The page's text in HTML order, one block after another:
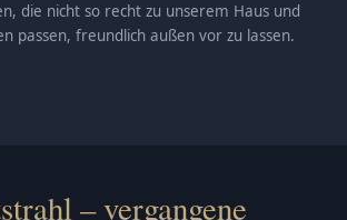
die nicht so recht zu unserem Haus und
passen, freundlich außen vor zu lassen.
– vergangene